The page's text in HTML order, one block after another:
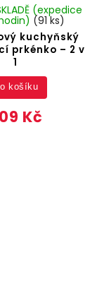
kuchyňský
prkénko – 2 v
1
(expedice
(91 ks)
Kč
košíku